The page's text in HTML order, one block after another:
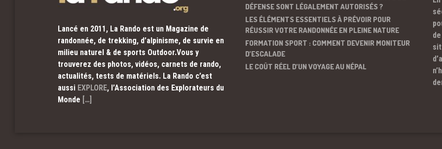
Lancé en 2011, La Rando est un Magazine de
randonnée, de trekking, d’alpinisme, de survie en
milieu naturel & de sports Outdoor.Vous y
trouverez des photos, vidéos, carnets de rando,
actualités, tests de matériels. La Rando c’est
aussi EXPLORE, l’Association des Explorateurs du
Monde […]
DÉFENSE SONT LÉGALEMENT AUTORISÉS ?
LES ÉLÉMENTS ESSENTIELS À PRÉVOIR POUR
RÉUSSIR VOTRE RANDONNÉE EN PLEINE NATURE
FORMATION SPORT : COMMENT DEVENIR MONITEUR
D’ESCALADE
LE COÛT RÉEL D’UN VOYAGE AU NÉPAL